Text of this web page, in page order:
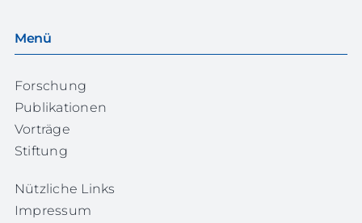
Menü
Forschung
Publikationen
Vorträge
Stiftung
Nützliche Links
Impressum